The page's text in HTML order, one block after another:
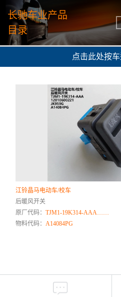
长驰车业产品
目录
点击此处按
江铃晶马电动车/校车
后暖风开关
原厂代码：TJM1-19K314-AAA……
物料代码：A14084PG